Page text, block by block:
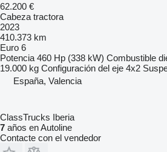
62.200 €
Cabeza tractora
2023
410.373 km
Euro 6
Potencia 460 Hp (338 kW) Combustible
19.000 kg Configuración del eje 4x2
España, Valencia
ClassTrucks Iberia
7 años en Autoline
Contacte con el vendedor